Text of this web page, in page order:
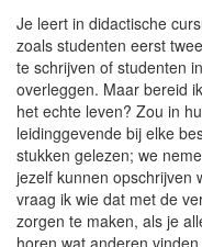
Je leert in didactische
zoals studenten eerst
te schrijven of studenten
overleggen. Maar bereid
het echte leven? Zou in
leidinggevende bij elke
stukken gelezen; we
jezelf kunnen opschrijven
vraag ik wie dat met de
zorgen te maken, als je